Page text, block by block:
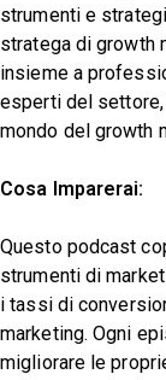
strumenti e
stratega di growth
insieme a
esperti del
mondo del growth
Cosa Imparerai:
Questo podcast
strumenti di
i tassi di
marketing. Ogni
migliorare le